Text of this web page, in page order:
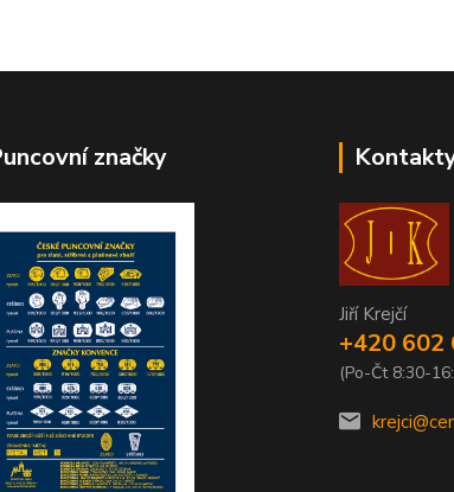
značky
Jiří Krejčí
+420 602
(Po-Čt 8:30-